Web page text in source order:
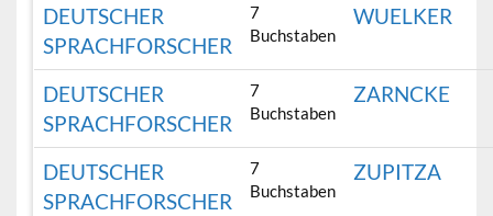
DEUTSCHER
SPRACHFORSCHER
7
Buchstaben
WUELKER
DEUTSCHER
SPRACHFORSCHER
7
Buchstaben
ZARNCKE
DEUTSCHER
SPRACHFORSCHER
7
Buchstaben
ZUPITZA